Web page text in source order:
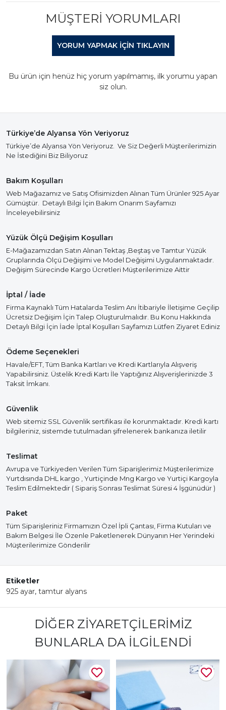
MÜŞTERI YORUMLARI
YORUM YAPMAK IÇIN TIKLAYIN
Bu ürün için henüz hiç yorum yapılmamış, ilk yorumu yapan
siz olun.
Türkiye’de Alyansa Yön Veriyoruz
Türkiye’de Alyansa Yön Veriyoruz. Ve Siz Değerli Müşterilerimizin
Ne İstediğini Biz Biliyoruz
Bakım Koşulları
Web Mağazamız ve Satış Ofisimizden Alınan Tüm Ürünler 925 Ayar
Gümüştür. Detaylı Bilgi İçin Bakım Onarım Sayfamızı
İnceleyebilirsiniz
Yüzük Ölçü Değişim Koşulları
E-Mağazamızdan Satın Alınan Tektaş ,Beştaş ve Tamtur Yüzük
Gruplarında Ölçü Değişimi ve Model Değişimi Uygulanmaktadır.
Değişim Sürecinde Kargo Ücretleri Müşterilerimize Aittir
İptal / İade
Firma Kaynaklı Tüm Hatalarda Teslim Anı İtibariyle İletişime Geçilip
Ücretsiz Değişim İçin Talep Oluşturulmalıdır. Bu Konu Hakkında
Detaylı Bilgi İçin İade İptal Koşulları Sayfamızı Lütfen Ziyaret Ediniz
Ödeme Seçenekleri
Havale/EFT, Tüm Banka Kartları ve Kredi Kartlarıyla Alışveriş
Yapabilirsiniz. Üstelik Kredi Kartı İle Yaptığınız Alışverişlerinizde 3
Taksit İmkanı.
Güvenlik
Web sitemiz SSL Güvenlik sertifikası ile korunmaktadır. Kredi kartı
bilgileriniz, sistemde tutulmadan şifrelenerek bankanıza iletilir
Teslimat
Avrupa ve Türkiyeden Verilen Tüm Siparişlerimiz Müşterilerimize
Yurtdısında DHL kargo , Yurtiçinde Mng Kargo ve Yurtiçi Kargoyla
Teslim Edilmektedir ( Sipariş Sonrası Teslimat Süresi 4 İşgünüdür )
Paket
Tüm Siparişleriniz Firmamızın Özel İpli Çantası, Firma Kutuları ve
Bakım Belgesi İle Özenle Paketlenerek Dünyanın Her Yerindeki
Müşterilerimize Gönderilir
Etiketler
925 ayar, tamtur alyans
DIĞER ZIYARETÇILERIMIZ
BUNLARLA DA İLGILENDI